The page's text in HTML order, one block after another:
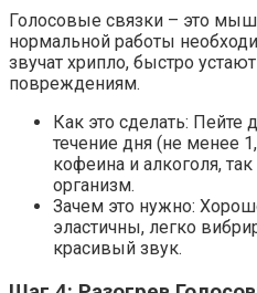
Голосовые связки – это
нормальной работы
звучат хрипло, быстро
повреждениям.
Как это сделать: Пейте
течение дня (не менее
кофеина и алкоголя,
организм.
Зачем это нужно:
эластичны, легко
красивый звук.